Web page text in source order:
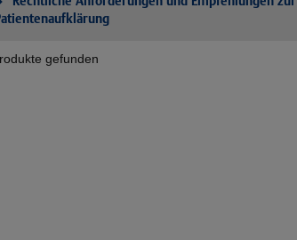
gefunden